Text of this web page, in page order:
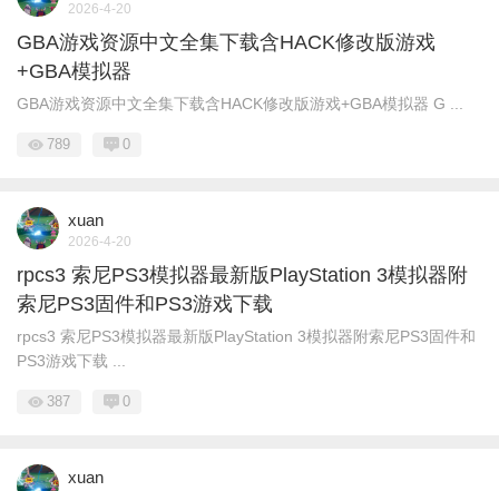
2026-4-20
GBA游戏资源中文全集下载含HACK修改版游戏
+GBA模拟器
GBA游戏资源中文全集下载含HACK修改版游戏+GBA模拟器 G ...
789 0
xuan
2026-4-20
rpcs3 索尼PS3模拟器最新版PlayStation 3模拟器附
索尼PS3固件和PS3游戏下载
rpcs3 索尼PS3模拟器最新版PlayStation 3模拟器附索尼PS3固件和
PS3游戏下载 ...
387 0
xuan